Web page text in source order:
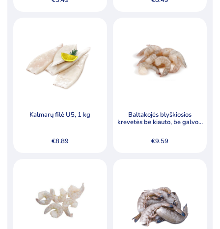
Pagal kainą
Kalmarų filė U5, 1 kg
€8.89
Baltakojės blyškiosios
krevetės be kiauto, be galvos,
€9.59